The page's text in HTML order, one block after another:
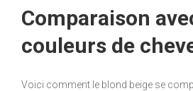
Comparaison
couleurs de
Voici comment le blond beige se